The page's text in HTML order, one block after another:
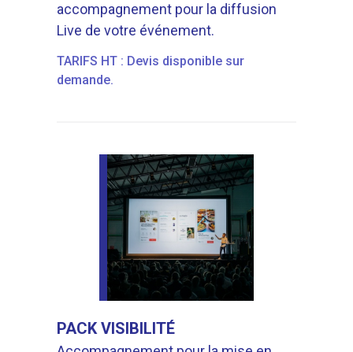
accompagnement pour la diffusion
Live de votre événement.
TARIFS HT : Devis disponible sur
demande.
PACK VISIBILITÉ